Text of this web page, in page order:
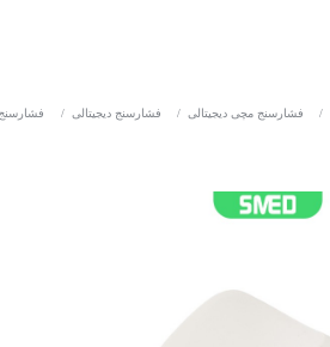
/ فشارسنج مچی دیجیتالی / فشارسنج دیجیتالی /